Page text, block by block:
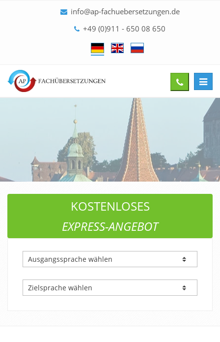
info@ap-fachuebersetzungen.de
+49 (0)911 - 650 08 650
Give
us
KOSTENLOSES
EXPRESS-ANGEBOT